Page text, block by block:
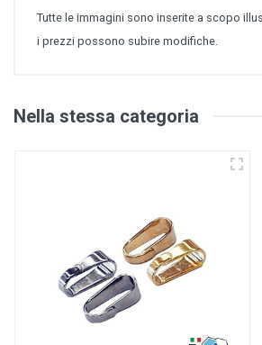
Tutte le immagini sono inserite a scopo
i prezzi possono subire modifiche.
Nella stessa categoria